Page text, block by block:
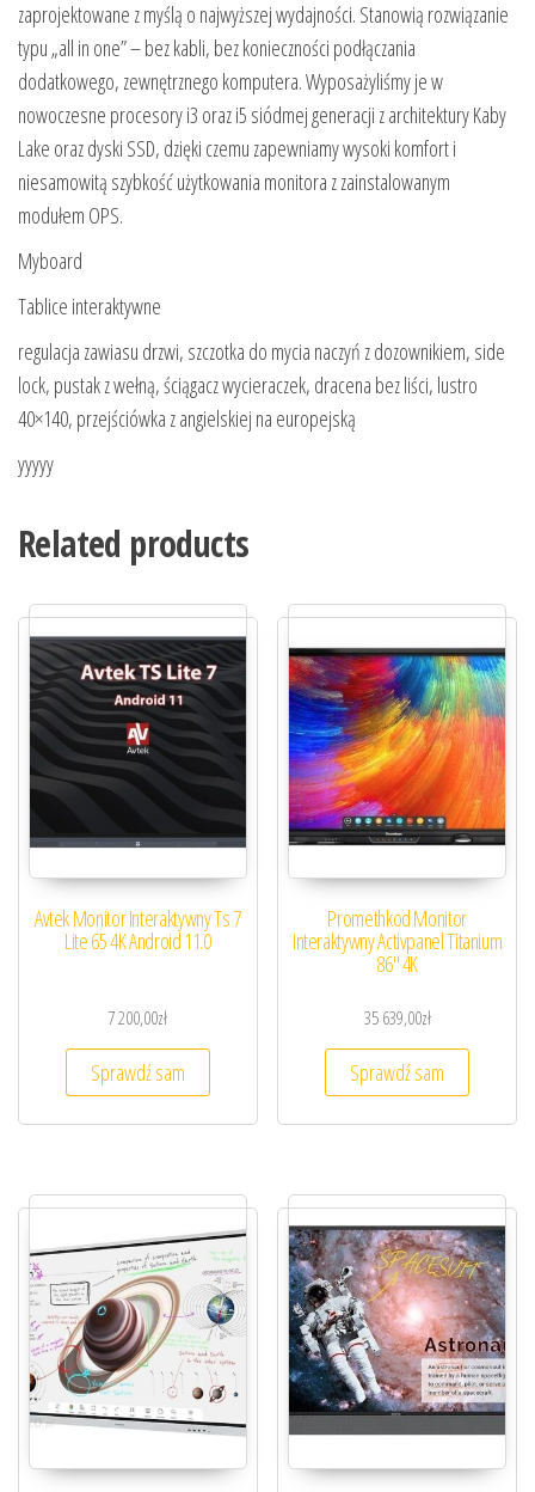
zaprojektowane z myślą o najwyższej wydajności. Stanowią rozwiązanie
typu „all in one” – bez kabli, bez konieczności podłączania
dodatkowego, zewnętrznego komputera. Wyposażyliśmy je w
nowoczesne procesory i3 oraz i5 siódmej generacji z architektury Kaby
Lake oraz dyski SSD, dzięki czemu zapewniamy wysoki komfort i
niesamowitą szybkość użytkowania monitora z zainstalowanym
modułem OPS.
Myboard
Tablice interaktywne
regulacja zawiasu drzwi, szczotka do mycia naczyń z dozownikiem, side
lock, pustak z wełną, ściągacz wycieraczek, dracena bez liści, lustro
40×140, przejściówka z angielskiej na europejską
yyyyy
Related products
Avtek Monitor Interaktywny Ts 7
Lite 65 4K Android 11.0
7 200,00zł
Sprawdź sam
Promethkod Monitor
Interaktywny Activpanel Titanium
86″ 4K
35 639,00zł
Sprawdź sam